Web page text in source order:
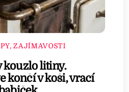
ZAJÍMAVOSTI
kouzlo litiny.
končí v koši, vrací